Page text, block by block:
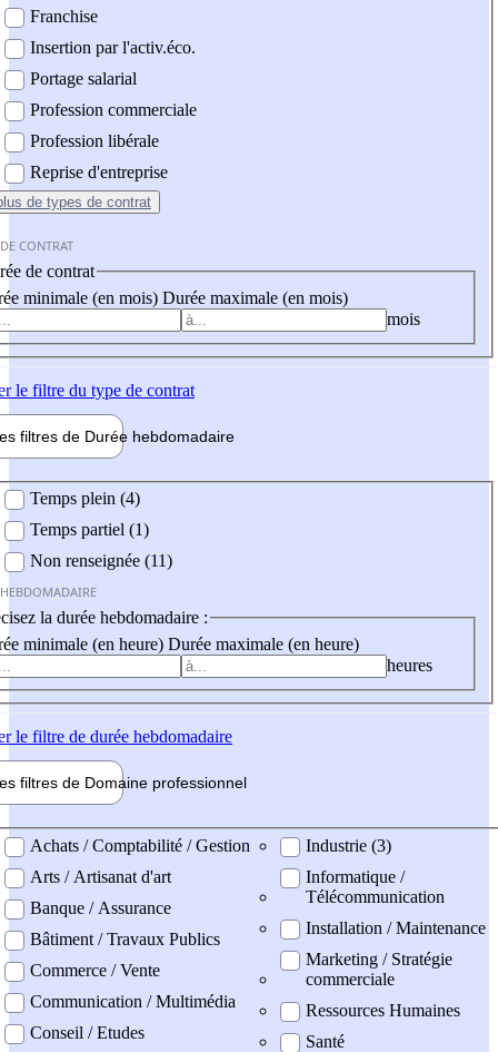
Franchise
Insertion par l'activ.éco.
Portage salarial
Profession commerciale
Profession libérale
Reprise d'entreprise
de types de contrat
CONTRAT
de contrat
minimale (en mois) Durée maximale (en mois)
mois
le filtre du type de contrat
filtres de Durée hebdomadaire
Temps plein (4)
Temps partiel (1)
Non renseignée (11)
la durée hebdomadaire :
minimale (en heure) Durée maximale (en heure)
heures
le filtre de durée hebdomadaire
filtres de Domaine professionnel
professionel
Achats / Comptabilité / Gestion
Arts / Artisanat d'art
Banque / Assurance
Bâtiment / Travaux Publics
Commerce / Vente
Communication / Multimédia
Conseil / Etudes
Industrie (3)
Informatique /
Télécommunication
Installation / Maintenance
Marketing / Stratégie
commerciale
Ressources Humaines
Santé